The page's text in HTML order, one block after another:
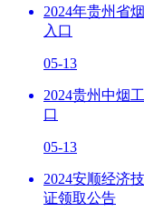
2024年贵州省
入口
05-13
2024贵州中烟
口
05-13
2024安顺经济
证领取公告